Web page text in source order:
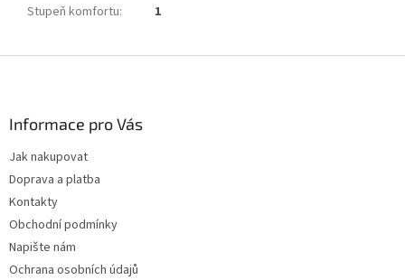
Stupeň komfortu: 1
Informace pro Vás
Jak nakupovat
Doprava a platba
Kontakty
Obchodní podmínky
Napište nám
Ochrana osobních údajů